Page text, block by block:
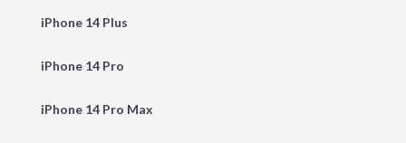
iPhone 14 Plus
iPhone 14 Pro
iPhone 14 Pro Max